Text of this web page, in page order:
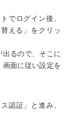
でログイン後、
える」をクリッ
るので、そこに
面に従い設定を
認証」と進み、